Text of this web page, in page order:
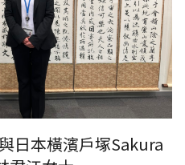
日本橫濱戶塚Sakura